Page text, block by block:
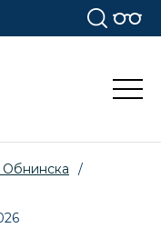
Обнинска
/